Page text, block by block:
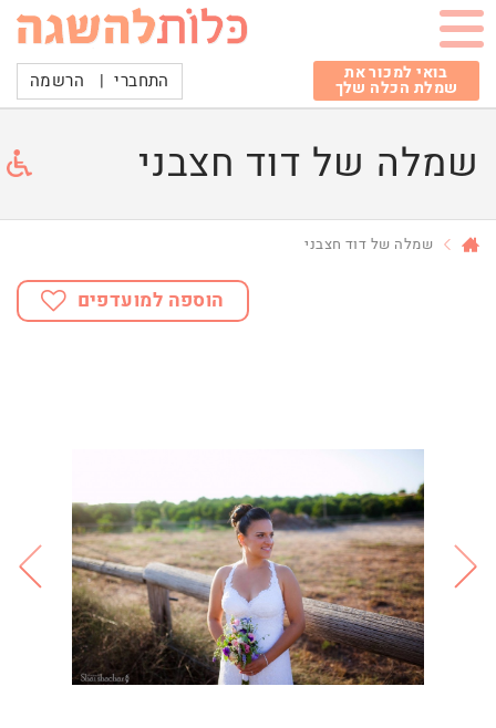
בואי למכור את
שמלת הכלה שלך התחברי | הרשמה
שמלה של דוד חצבני
שמלה של דוד חצבני
הוספה למועדפים